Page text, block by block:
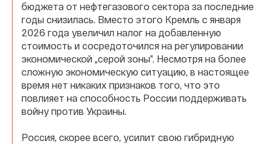
бюджета от нефтегазового сектора за последние
годы снизилась. Вместо этого Кремль с января
2026 года увеличил налог на добавленную
стоимость и сосредоточился на регулировании
экономической „серой зоны”. Несмотря на более
сложную экономическую ситуацию, в настоящее
время нет никаких признаков того, что это
повлияет на способность России поддерживать
войну против Украины.
Россия, скорее всего, усилит свою гибридную